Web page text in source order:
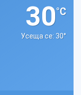
30°C
Усеща се: 30°